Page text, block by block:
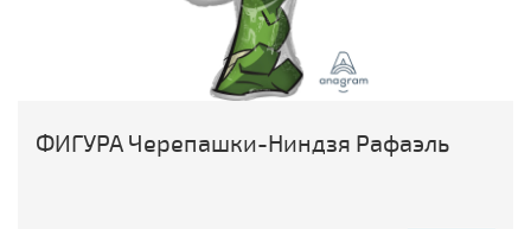
ФИГУРА Черепашки-Ниндзя Рафаэль